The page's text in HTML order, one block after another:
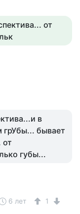
от
в
грУбы... бывает
от
губы...
6 лет 1